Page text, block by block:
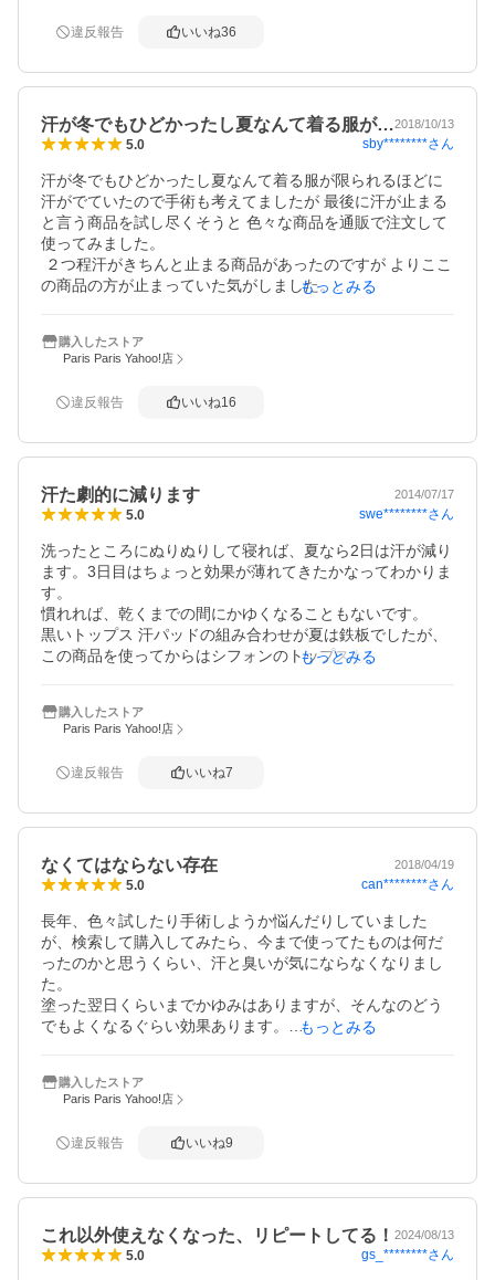
ん。そして最後に人によっては毎日塗らないといけないこ
す。私の場合1日塗らなかっただけで汗もでますし、匂いも
が無かったって方なんかは恐らく毎日塗ってかないと効果
を持続する方は無理だと思います。んー、文字数が足りま
違反報告 いいね36
汗が冬でもひどかったし夏なんて着る服が…2018/10/13
5.0 sby********さん
汗が冬でもひどかったし夏なんて着る服が限られるほどに
汗がでていたので手術も考えてましたが 最後に汗が止まる
と言う商品を試し尽くそうと 色々な商品を通販で注文して
使ってみました。
２つ程汗がきちんと止まる商品があったのですが よりここ
の商品の方が止まっていた気がしました。
品でもキチンと効くのは痒みが出る気がしますし 合う合わ
ないもあると思いますが 私はこの商品と出会えて本当に良
今まで 汗が出ることを考えての服装しかできなかったけれ
もっとみる
購入したストア
Paris Paris Yahoo!店
違反報告 いいね16
汗た劇的に減ります 2014/07/17
5.0 swe********さん
洗ったところにぬりぬりして寝れば、夏なら2日は汗が減り
ます。3日目はちょっと効果が薄れてきたかなってわかりま
す。
慣れれば、乾くまでの間にかゆくなることもないです。
黒いトップス 汗パッドの組み合わせが夏は鉄板でしたが、
この商品を使ってからはシフォンのトップスも着れるよう
ごい商品がでない限り一生これを使い続けると思います。
エティアキシル様様です。
3個セットを注文したら2週間近く配送に時間がかかったの
もっとみる
購入したストア
Paris Paris Yahoo!店
違反報告 いいね7
なくてはならない存在 2018/04/19
5.0 can********さん
長年、色々試したり手術しようか悩んだりしていました
が、検索して購入してみたら、今まで使ってたものは何だ
ったのかと思うくらい、汗と臭いが気にならなくなりまし
た。
塗った翌日くらいまでかゆみはありますが、そんなのどう
でもよくなるぐらい効果あります。
今回Paris Paris Yahoo!店で初めて購入させていただきまし
たが、到着も早くて箱にも商品名など書いてないのでとて
ありがとうございました。
もっとみる
購入したストア
Paris Paris Yahoo!店
違反報告 いいね9
これ以外使えなくなった、リピートしてる！ 2024/08/13
5.0 gs_********さん